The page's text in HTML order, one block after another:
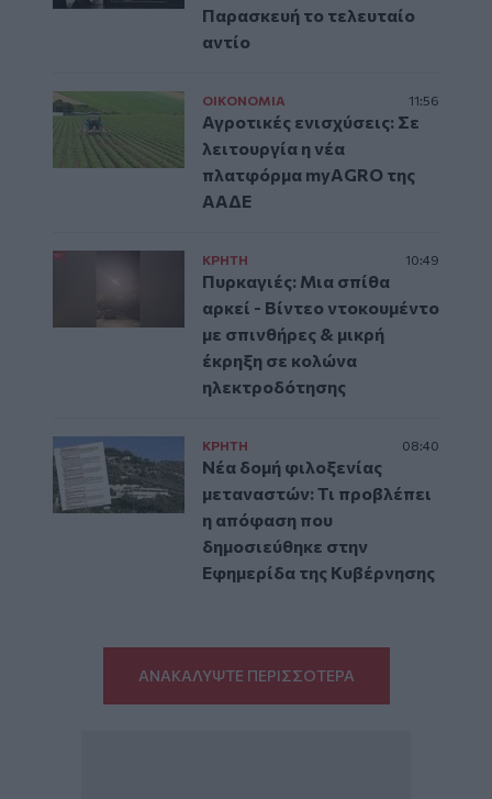
Παρασκευή το τελευταίο
αντίο
ΟΙΚΟΝΟΜΙΑ 11:56
Αγροτικές ενισχύσεις: Σε
λειτουργία η νέα
πλατφόρμα myAGRO της
ΑΑΔΕ
ΚΡΗΤΗ 10:49
Πυρκαγιές: Μια σπίθα
αρκεί - Βίντεο ντοκουμέντο
με σπινθήρες & μικρή
έκρηξη σε κολώνα
ηλεκτροδότησης
ΚΡΗΤΗ 08:40
Νέα δομή φιλοξενίας
μεταναστών: Τι προβλέπει
η απόφαση που
δημοσιεύθηκε στην
Εφημερίδα της Κυβέρνησης
ΑΝΑΚΑΛΥΨΤΕ ΠΕΡΙΣΣΟΤΕΡΑ